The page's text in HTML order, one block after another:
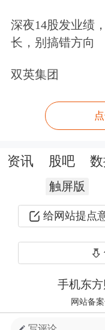
站稳13000美
机构普遍认为
对实际供应链
反应。若后续
铜价或加速回
修复性行情。
对于铜价走势
表示，由供需
深夜14股发业绩
长，别搞错方向
双英集团
资讯 股吧
触屏版
给网站提点
手机东方
网站备